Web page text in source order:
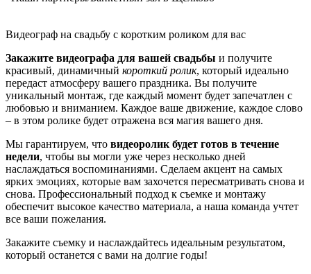
Видеограф на свадьбу с коротким роликом для вас
Закажите видеографа для вашей свадьбы и получите
красивый, динамичный короткий ролик, который идеально
передаст атмосферу вашего праздника. Вы получите
уникальный монтаж, где каждый момент будет запечатлен с
любовью и вниманием. Каждое ваше движение, каждое слово
– в этом ролике будет отражена вся магия вашего дня.
Мы гарантируем, что видеоролик будет готов в течение
недели, чтобы вы могли уже через несколько дней
наслаждаться воспоминаниями. Сделаем акцент на самых
ярких эмоциях, которые вам захочется пересматривать снова и
снова. Профессиональный подход к съемке и монтажу
обеспечит высокое качество материала, а наша команда учтет
все ваши пожелания.
Закажите съемку и наслаждайтесь идеальным результатом,
который останется с вами на долгие годы!